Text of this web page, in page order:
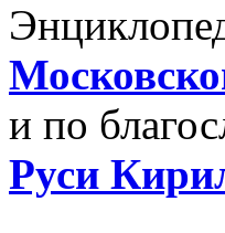
и по
Руси